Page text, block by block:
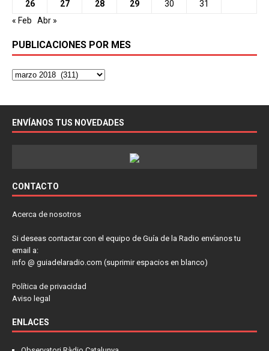
26 27 28 29 30
31
« Feb
Abr »
PUBLICACIONES POR MES
ENVÍANOS TUS NOVEDADES
CONTACTO
Acerca de nosotros
Si deseas contactar con el equipo de Guía de la Radio envíanos tu
email a:
info @ guiadelaradio.com (suprimir espacios en blanco)
Política de privacidad
Aviso legal
ENLACES